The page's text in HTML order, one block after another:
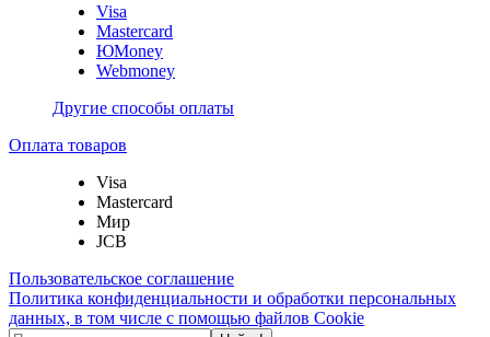
Visa
Mastercard
ЮMoney
Webmoney
Другие способы оплаты
Оплата товаров
Visa
Mastercard
Мир
JCB
Пользовательское соглашение
Политика конфиденциальности и обработки персональных
данных, в том числе с помощью файлов Cookie